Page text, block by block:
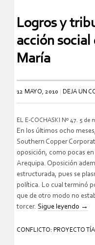
Logros y
acción social
María
12 MAYO, 2010 DEJA UN
EL E-COCHASKI Nº 47. 5 de
En los últimos ocho
Southern Copper
oposición, como pocas en
Arequipa. Oposición
estructurada, pues se
política. Lo cual terminó
que de otro modo no
torcer. Sigue leyendo →
CONFLICTO: PROYECTO